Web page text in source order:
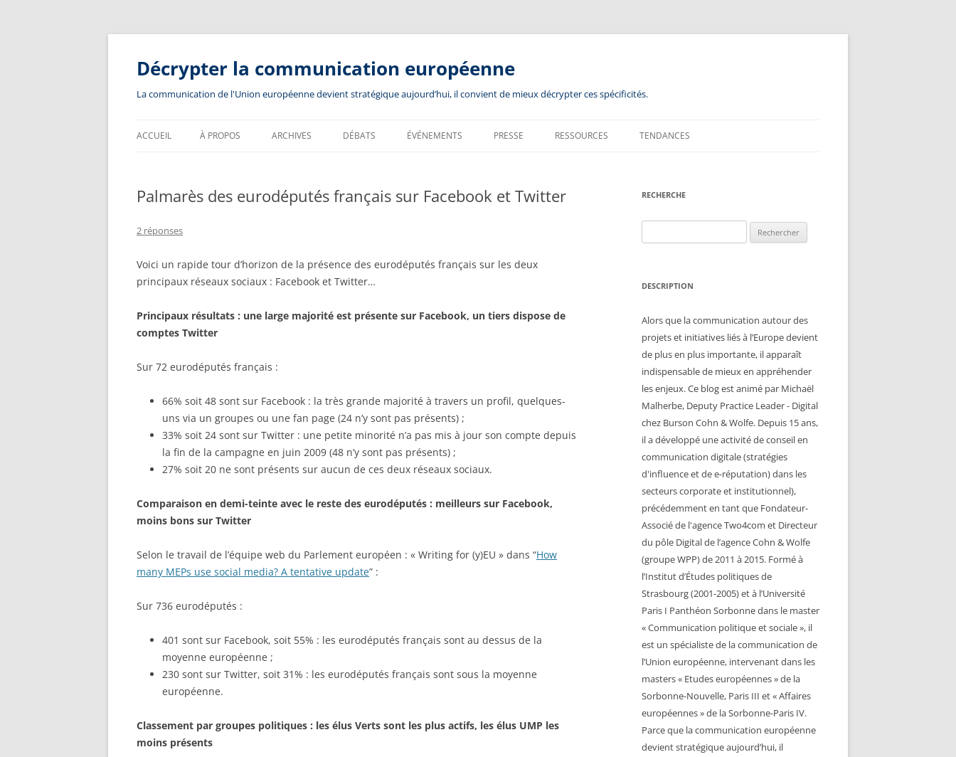
Aller
contenu
Décrypter la communication européenne
La communication de l'Union européenne devient stratégique aujourd’hui, il convient de mieux décrypter ces spécificités.
ACCUEIL À PROPOS ARCHIVES DÉBATS ÉVÉNEMENTS PRESSE RESSOURCES TENDANCES
Palmarès des eurodéputés français sur Facebook et Twitter
2 réponses
Voici un rapide tour d’horizon de la présence des eurodéputés français sur les deux
principaux réseaux sociaux : Facebook et Twitter…
Principaux résultats : une large majorité est présente sur Facebook, un tiers dispose de
comptes Twitter
Sur 72 eurodéputés français :
66% soit 48 sont sur Facebook : la très grande majorité à travers un profil, quelques-
uns via un groupes ou une fan page (24 n’y sont pas présents) ;
33% soit 24 sont sur Twitter : une petite minorité n’a pas mis à jour son compte depuis
la fin de la campagne en juin 2009 (48 n’y sont pas présents) ;
27% soit 20 ne sont présents sur aucun de ces deux réseaux sociaux.
Comparaison en demi-teinte avec le reste des eurodéputés : meilleurs sur Facebook,
moins bons sur Twitter
Selon le travail de l’équipe web du Parlement européen : « Writing for (y)EU » dans “How
many MEPs use social media? A tentative update” :
Sur 736 eurodéputés :
401 sont sur Facebook, soit 55% : les eurodéputés français sont au dessus de la
moyenne européenne ;
230 sont sur Twitter, soit 31% : les eurodéputés français sont sous la moyenne
européenne.
Classement par groupes politiques : les élus Verts sont les plus actifs, les élus UMP les
moins présents
RECHERCHE
DESCRIPTION
Alors que la communication autour des
projets et initiatives liés à l’Europe devient
de plus en plus importante, il apparaît
indispensable de mieux en appréhender
les enjeux. Ce blog est animé par Michaël
Malherbe, Deputy Practice Leader - Digital
chez Burson Cohn & Wolfe. Depuis 15 ans,
il a développé une activité de conseil en
communication digitale (stratégies
d'influence et de e-réputation) dans les
secteurs corporate et institutionnel),
précédemment en tant que Fondateur-
Associé de l'agence Two4com et Directeur
du pôle Digital de l’agence Cohn & Wolfe
(groupe WPP) de 2011 à 2015. Formé à
l’Institut d’Études politiques de
Strasbourg (2001-2005) et à l’Université
Paris I Panthéon Sorbonne dans le master
« Communication politique et sociale », il
est un spécialiste de la communication de
l’Union européenne, intervenant dans les
masters « Etudes européennes » de la
Sorbonne-Nouvelle, Paris III et « Affaires
européennes » de la Sorbonne-Paris IV.
Parce que la communication européenne
devient stratégique aujourd’hui, il